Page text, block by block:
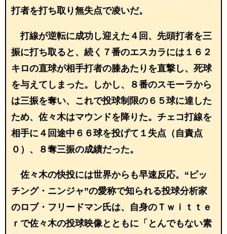
打者を打ち取り無失点で凌いだ。
打線が逆転に成功し迎えた４回、先頭打者を三
振に打ち取ると、続く７番のエスカラには１６２
キロの直球が相手打者の膝あたりを直撃し、死球
を与えてしまった。しかし、８番のスモーラから
は三振を奪い、これで投球制限の６５球に達した
ため、佐々木はマウンドを降りた。チェコ打線を
相手に４回途中６６球を投げて１失点（自責点
０）、８奪三振の成績だった。
佐々木の快投には世界からも早速反応。“ピッ
チング・ニンジャ”の愛称で知られる投球分析家
のロブ・フリードマン氏は、自身のＴｗｉｔｔｅ
ｒで佐々木の投球映像とともに「とんでもない素